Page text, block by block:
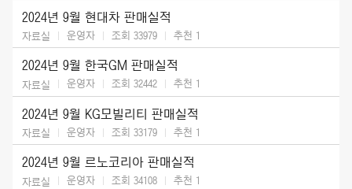
2024년 9월 현대차 판매실적
자료실 운영자 조회 33979 추천 1
2024년 9월 한국GM 판매실적
자료실 운영자 조회 32442 추천 1
2024년 9월 KG모빌리티 판매실적
자료실 운영자 조회 33179 추천 1
2024년 9월 르노코리아 판매실적
자료실 운영자 조회 34108 추천 1